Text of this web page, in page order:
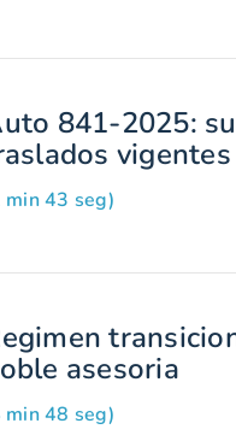
841-2025:
vigentes
min 43 seg)
asesoria
min 48 seg)